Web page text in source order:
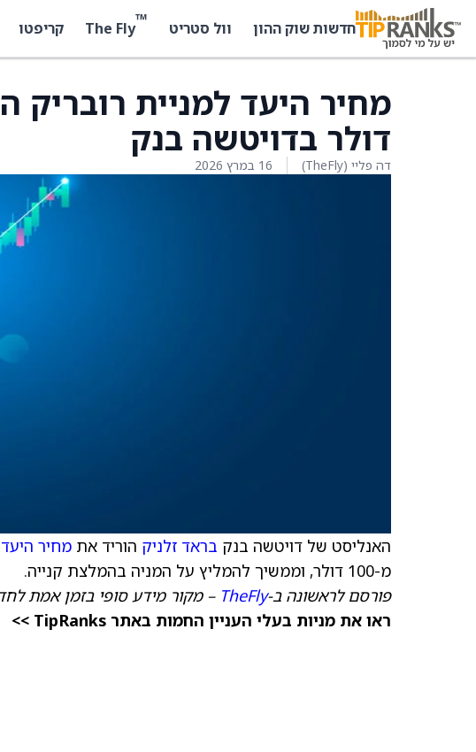
חדשות שוק ההון וול סטריט ™
The Fly קריפטו
דולר בדויטשה בנק
דה פליי (TheFly) 16 במרץ 2026
האנליסט של דויטשה בנק בראד זלניק הוריד את מחיר היעד
מ-100 דולר, וממשיך להמליץ על המניה בהמלצת קנייה.
פורסם לראשונה ב-TheFly – מקור מידע סופי בזמן אמת
ראו את מניות בעלי העניין החמות באתר TipRanks >>